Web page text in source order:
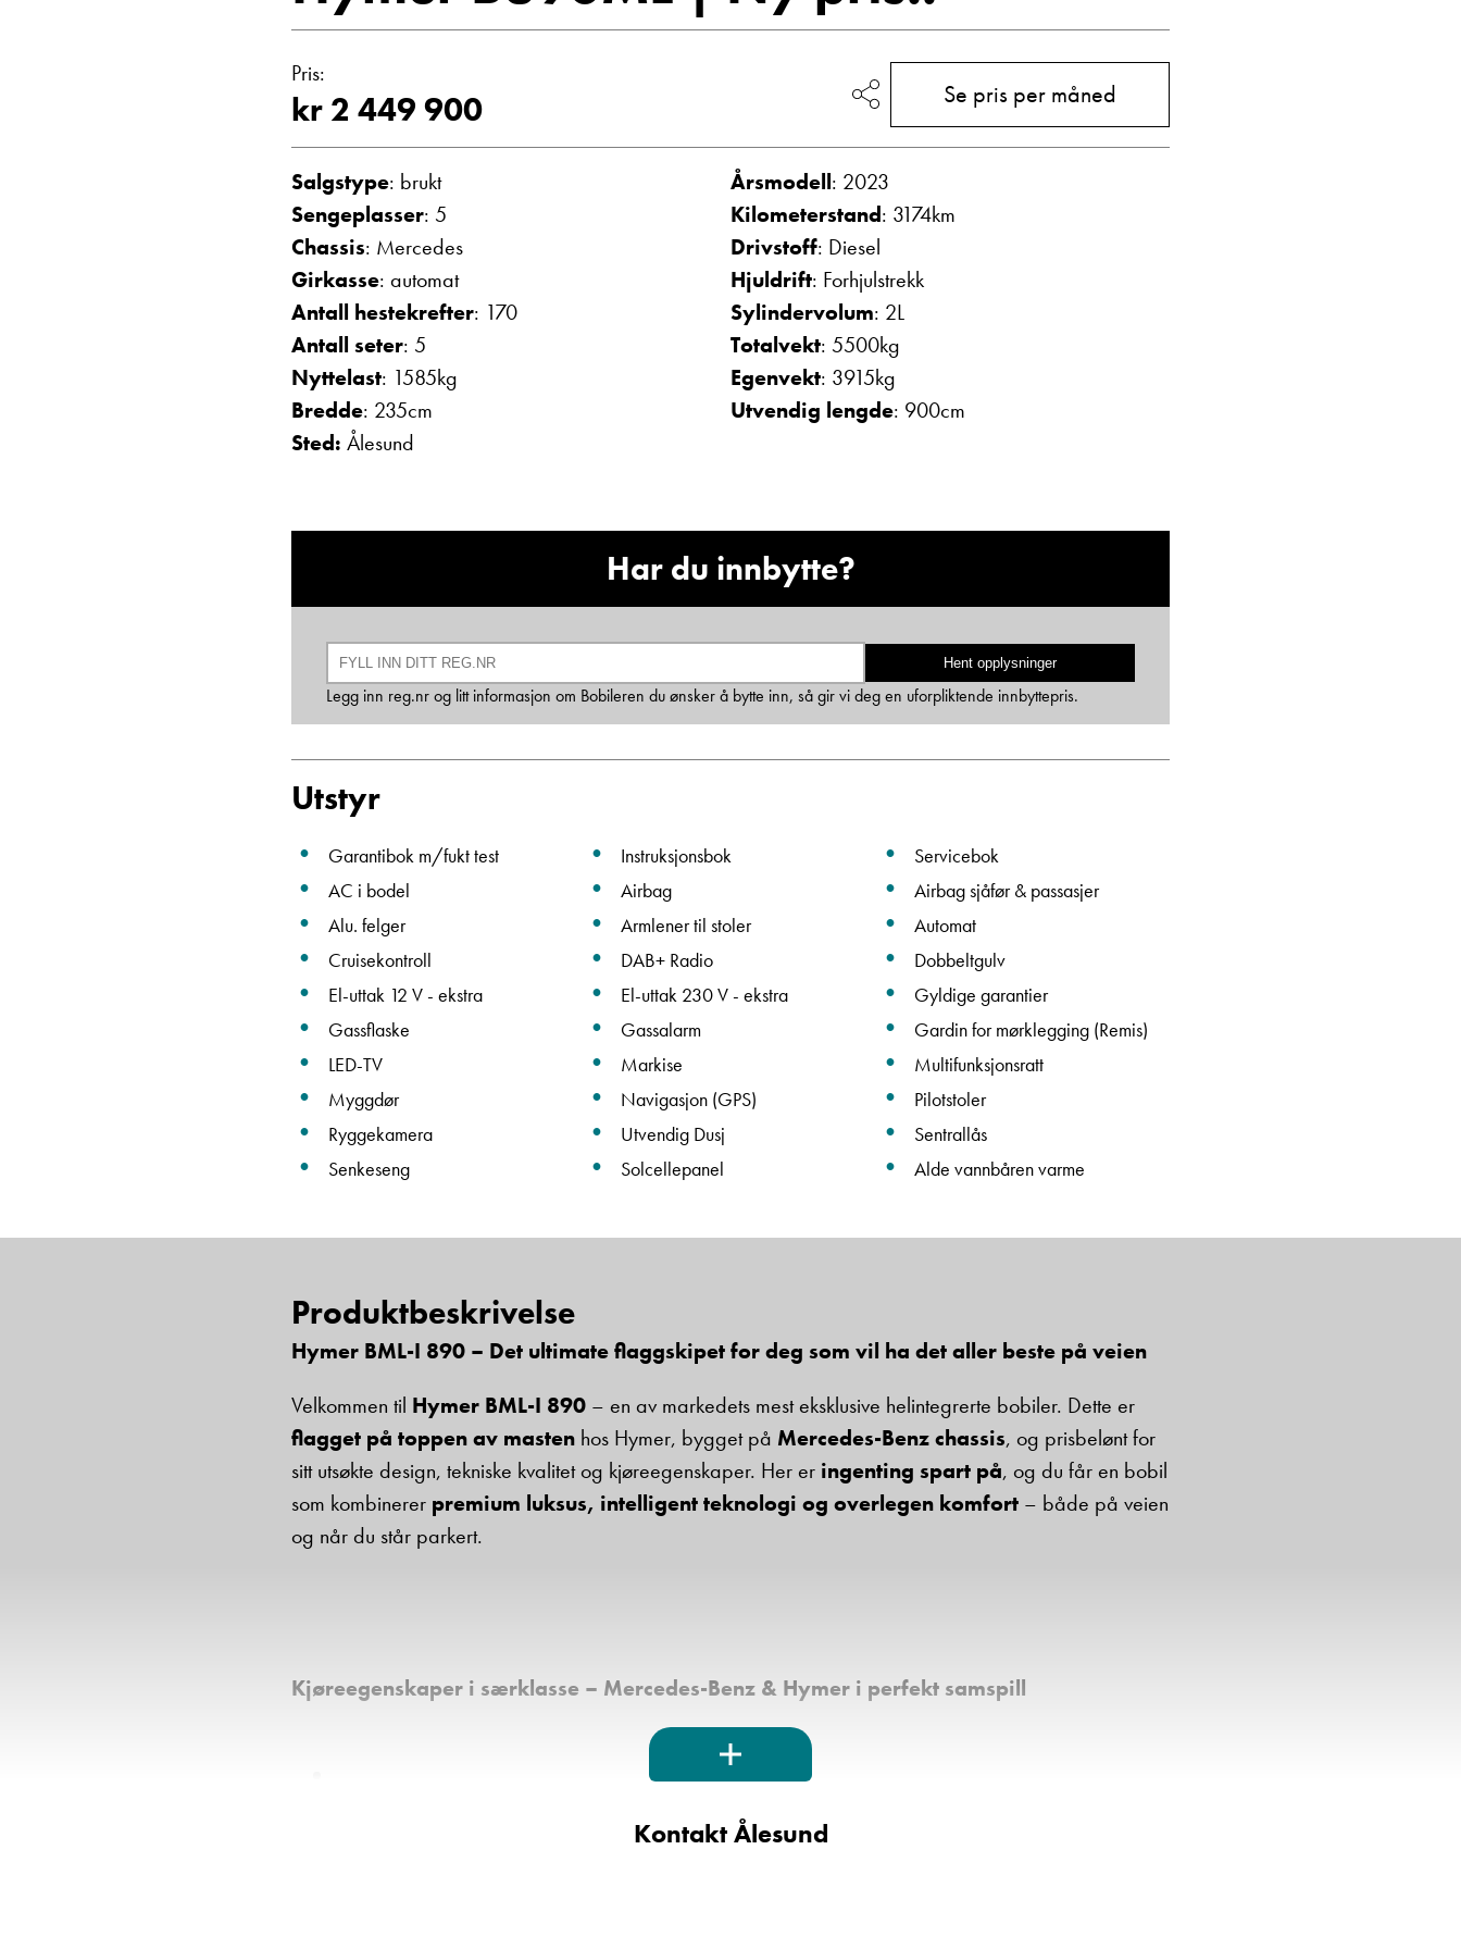
Vis telefon
Janne Solberg Holthe
Serviceleder/kundemottak
Vis telefon
Vis epost
May-Liz Bringedal
Butikkselger
Vis telefon
Vis epost
Ta kontakt
Sted
Beskrivelse
Pris:
kr 2 449 900 Se pris per måned
Salgstype: brukt Årsmodell: 2023
Sengeplasser: 5 Kilometerstand: 3174km
Chassis: Mercedes Drivstoff: Diesel
Girkasse: automat Hjuldrift: Forhjulstrekk
Antall hestekrefter: 170 Sylindervolum: 2L
Antall seter: 5 Totalvekt: 5500kg
Nyttelast: 1585kg Egenvekt: 3915kg
Bredde: 235cm Utvendig lengde: 900cm
Sted: Ålesund
Har du innbytte?
Hent opplysninger
Legg inn reg.nr og litt informasjon om Bobileren du ønsker å bytte inn, så gir vi deg en uforpliktende innbyttepris.
Utstyr
Garantibok m/fukt test Instruksjonsbok
Servicebok
AC i bodel
Airbag
Airbag sjåfør & passasjer
Alu. felger
Armlener til stoler
Automat
Cruisekontroll
DAB+ Radio
Dobbeltgulv
El-uttak 12 V - ekstra
El-uttak 230 V - ekstra
Gyldige garantier
Gassflaske
Gassalarm
Gardin for mørklegging (Remis)
LED-TV
Markise
Multifunksjonsratt
Myggdør
Navigasjon (GPS)
Pilotstoler
Ryggekamera
Utvendig Dusj
Sentrallås
Senkeseng
Solcellepanel Alde vannbåren varme
Produktbeskrivelse
Hymer BML-I 890 – Det ultimate flaggskipet for deg som vil ha det aller beste på veien
Velkommen til Hymer BML-I 890 – en av markedets mest eksklusive helintegrerte bobiler. Dette er
flagget på toppen av masten hos Hymer, bygget på Mercedes-Benz chassis, og prisbelønt for
sitt utsøkte design, tekniske kvalitet og kjøreegenskaper. Her er ingenting spart på, og du får en bobil
som kombinerer premium luksus, intelligent teknologi og overlegen komfort – både på veien
og når du står parkert.
Kjøreegenskaper i særklasse – Mercedes-Benz & Hymer i perfekt samspill
9-trinns automatgir (9G-Tronic)for silkemyk kjøring
Kontakt Ålesund